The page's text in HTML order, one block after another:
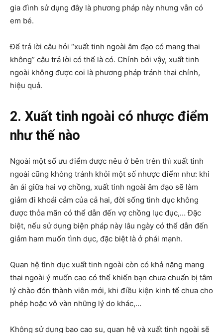
gia đình sử dụng đây là phương pháp này nhưng vẫn có
em bé.
Để trả lời câu hỏi “xuất tinh ngoài âm đạo có mang thai
không” câu trả lời có thể là có. Chính bởi vậy, xuất tinh
ngoài không được coi là phương pháp tránh thai chính,
hiệu quả.
2. Xuất tinh ngoài có nhược điểm
như thế nào
Ngoài một số ưu điểm được nêu ở bên trên thì xuất tinh
ngoài cũng không tránh khỏi một số nhược điểm như: khi
ân ái giữa hai vợ chồng, xuất tinh ngoài âm đạo sẽ làm
giảm đi khoái cảm của cả hai, đời sống tình dục không
được thỏa mãn có thể dẫn đến vợ chồng lục đục,… Đặc
biệt, nếu sử dụng biện pháp này lâu ngày có thể dẫn đến
giảm ham muốn tình dục, đặc biệt là ở phái mạnh.
Quan hệ tình dục xuất tinh ngoài còn có khả năng mang
thai ngoài ý muốn cao có thể khiến bạn chưa chuẩn bị tâm
lý chào đón thành viên mới, khi điều kiện kinh tế chưa cho
phép hoặc vô vàn những lý do khác,…
Không sử dụng bao cao su, quan hệ và xuất tinh ngoài sẽ